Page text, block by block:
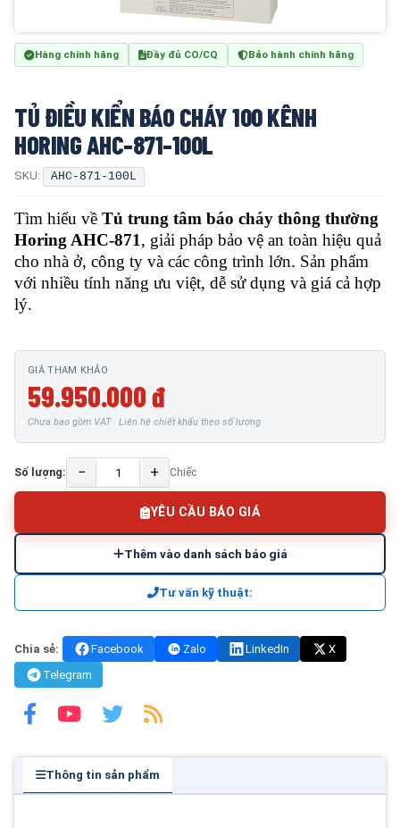
Hàng chính hãng Đầy đủ CO/CQ Bảo hành chính hãng
TỦ ĐIỀU KIỂN BÁO CHÁY 100 KÊNH
HORING AHC-871-100L
SKU: AHC-871-100L
Tìm hiểu về Tủ trung tâm báo cháy thông thường
Horing AHC-871, giải pháp bảo vệ an toàn hiệu quả
cho nhà ở, công ty và các công trình lớn. Sản phẩm
với nhiều tính năng ưu việt, dễ sử dụng và giá cả hợp
lý.
GIÁ THAM KHẢO
59.950.000 đ
Chưa bao gồm VAT · Liên hệ chiết khấu theo số lượng
Số lượng: − + Chiếc
YÊU CẦU BÁO GIÁ
Thêm vào danh sách báo giá
Tư vấn kỹ thuật:
Chia sẻ: Facebook Zalo LinkedIn
X
Telegram
Thông tin sản phẩm